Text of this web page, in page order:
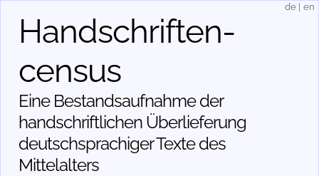
Handschriften­
census
Eine Bestandsaufnahme der
handschriftlichen Über­lieferung
deutschsprachiger Texte des
Mittelalters
de en